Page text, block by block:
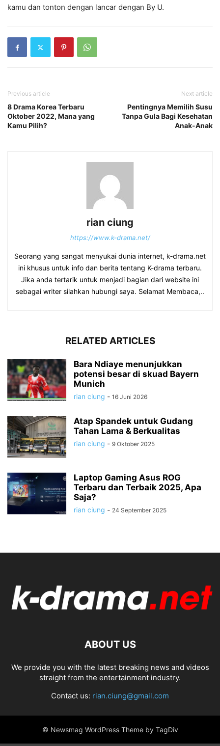
kamu dan tonton dengan lancar dengan By U.
Previous article
8 Drama Korea Terbaru
Oktober 2022, Mana yang
Kamu Pilih?
Next article
Pentingnya Memilih Susu
Tanpa Gula Bagi Kesehatan
Anak-Anak
rian ciung
https://www.k-drama.net/
Seorang yang sangat menyukai dunia internet, k-drama.net
ini khusus untuk info dan berita tentang K-drama terbaru.
Jika anda tertarik untuk menjadi bagian dari website ini
sebagai writer silahkan hubungi saya. Selamat Membaca,..
RELATED ARTICLES
Bara Ndiaye menunjukkan
potensi besar di skuad Bayern
Munich
rian ciung - 16 Juni 2026
Atap Spandek untuk Gudang
Tahan Lama & Berkualitas
rian ciung - 9 Oktober 2025
Laptop Gaming Asus ROG
Terbaru dan Terbaik 2025, Apa
Saja?
rian ciung - 24 September 2025
ABOUT US
We provide you with the latest breaking news and videos
straight from the entertainment industry.
Contact us: rian.ciung@gmail.com
© Newsmag WordPress Theme by TagDiv